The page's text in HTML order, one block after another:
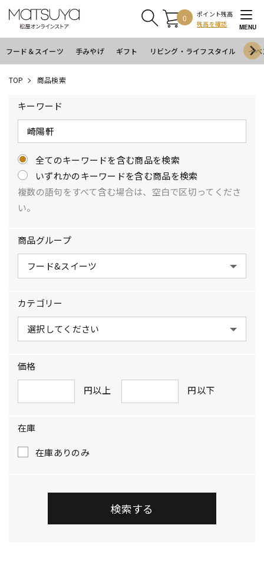
0
ポイント残高
残高を確認
MENU
フード＆スイーツ 手みやげ ギフト リビング・ライフスタイル イ
TOP 商品検索
キーワード
全てのキーワードを含む商品を検索
いずれかのキーワードを含む商品を検索
複数の語句をすべて含む場合は、空白で区切ってくださ
い。
商品グループ
カテゴリー
価格
円以上
円以下
在庫
在庫ありのみ